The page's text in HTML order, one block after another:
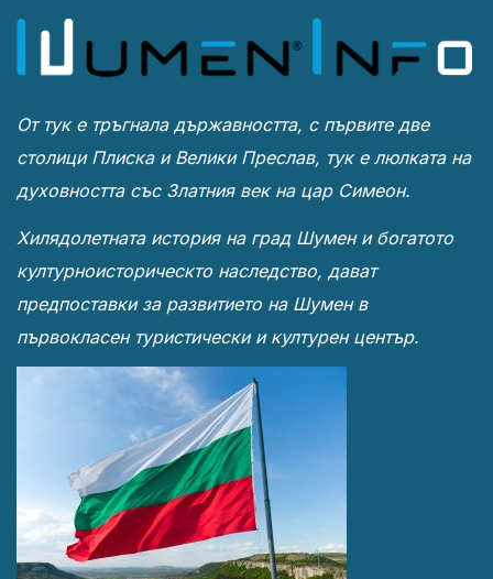
От тук е тръгнала държавността, с първите две
столици Плиска и Велики Преслав, тук е люлката на
духовността със Златния век на цар Симеон.
Хилядолетната история на град Шумен и богатото
културноисторическто наследство, дават
предпоставки за развитието на Шумен в
първокласен туристически и културен център.